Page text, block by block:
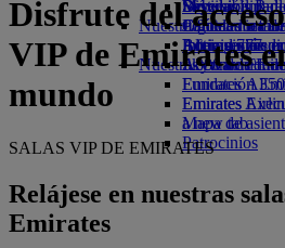
Bebidas
Nuestra flota
Boeing 777
A380 de
Emirates A350
Emirates
Mapa de
Diversión
Juguetes
Actividades
Sostenibilidad
Política
Informes
Nuestras
Fundación
Emirates
a new tab
Patrocinios
Skywards Rail
Calculadora
Inicie sesión
Skywards+
Móvil y app
Cancelar o
Alteraciones
Acerca de
Disfrute del
VIP de Emirates
mundo
SALAS VIP DE EMIRATES
Relájese en nuestras
Emirates